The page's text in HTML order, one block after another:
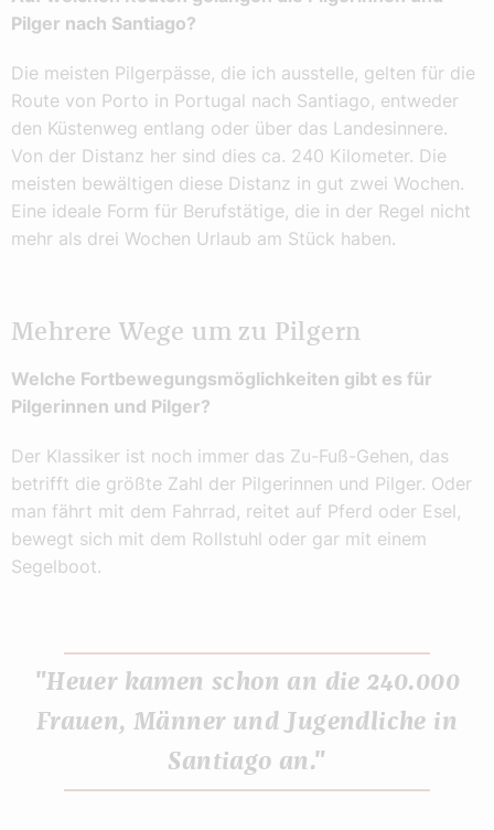
Pilger nach Santiago?
Die meisten Pilgerpässe, die ich ausstelle, gelten für die
Route von Porto in Portugal nach Santiago, entweder
den Küstenweg entlang oder über das Landesinnere.
Von der Distanz her sind dies ca. 240 Kilometer. Die
meisten bewältigen diese Distanz in gut zwei Wochen.
Eine ideale Form für Berufstätige, die in der Regel nicht
mehr als drei Wochen Urlaub am Stück haben.
Mehrere Wege um zu Pilgern
Welche Fortbewegungsmöglichkeiten gibt es für
Pilgerinnen und Pilger?
Der Klassiker ist noch immer das Zu-Fuß-Gehen, das
betrifft die größte Zahl der Pilgerinnen und Pilger. Oder
man fährt mit dem Fahrrad, reitet auf Pferd oder Esel,
bewegt sich mit dem Rollstuhl oder gar mit einem
Segelboot.
"Heuer kamen schon an die 240.000
Frauen, Männer und Jugendliche in
Santiago an."